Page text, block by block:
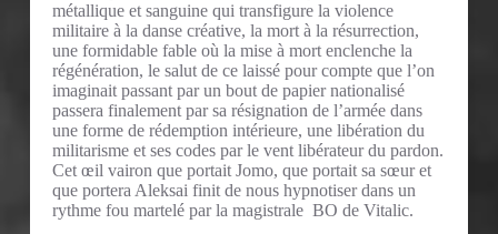
métallique et sanguine qui transfigure la violence
militaire à la danse créative, la mort à la résurrection,
une formidable fable où la mise à mort enclenche la
régénération, le salut de ce laissé pour compte que l’on
imaginait passant par un bout de papier nationalisé
passera finalement par sa résignation de l’armée dans
une forme de rédemption intérieure, une libération du
militarisme et ses codes par le vent libérateur du pardon.
Cet œil vairon que portait Jomo, que portait sa sœur et
que portera Aleksai finit de nous hypnotiser dans un
rythme fou martelé par la magistrale BO de Vitalic.